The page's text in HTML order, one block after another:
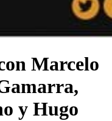
Marcelo
y Hugo